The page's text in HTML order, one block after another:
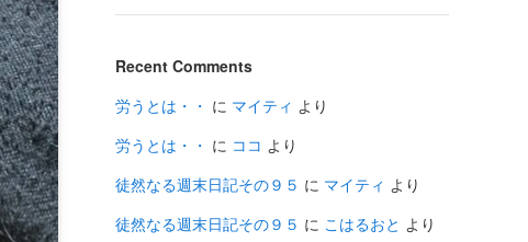
Recent Comments
労うとは・・ に マイティ より
労うとは・・ に ココ より
徒然なる週末日記その９５ に マイティ より
徒然なる週末日記その９５ に こはるおと より